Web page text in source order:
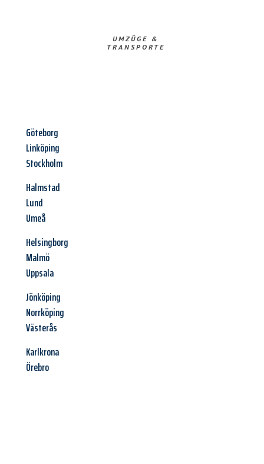
UMZÜGE &
TRANSPORTE
Göteborg
Linköping
Stockholm
Halmstad
Lund
Umeå
Helsingborg
Malmö
Uppsala
Jönköping
Norrköping
Västerås
Karlkrona
Örebro